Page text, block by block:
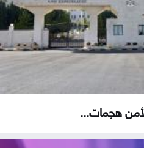
هجمات...